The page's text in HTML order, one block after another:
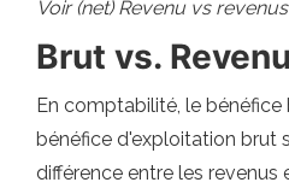
Voir (net) Revenu vs revenus
Brut vs.
En comptabilité, le
bénéfice d'exploitation brut
différence entre les revenus